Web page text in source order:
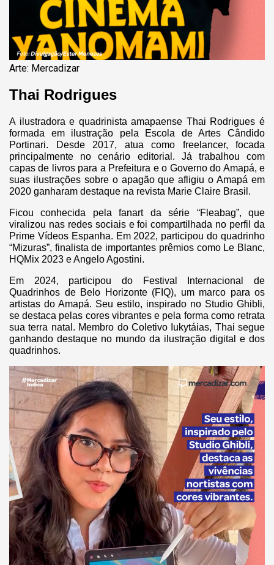
Arte: Mercadizar
Thai Rodrigues
A ilustradora e quadrinista amapaense Thai Rodrigues é
formada em ilustração pela Escola de Artes Cândido
Portinari. Desde 2017, atua como freelancer, focada
principalmente no cenário editorial. Já trabalhou com
capas de livros para a Prefeitura e o Governo do Amapá, e
suas ilustrações sobre o apagão que afligiu o Amapá em
2020 ganharam destaque na revista Marie Claire Brasil.
Ficou conhecida pela fanart da série “Fleabag”, que
viralizou nas redes sociais e foi compartilhada no perfil da
Prime Vídeos Espanha. Em 2022, participou do quadrinho
“Mizuras”, finalista de importantes prêmios como Le Blanc,
HQMix 2023 e Angelo Agostini.
Em 2024, participou do Festival Internacional de
Quadrinhos de Belo Horizonte (FIQ), um marco para os
artistas do Amapá. Seu estilo, inspirado no Studio Ghibli,
se destaca pelas cores vibrantes e pela forma como retrata
sua terra natal. Membro do Coletivo Iukytáias, Thai segue
ganhando destaque no mundo da ilustração digital e dos
quadrinhos.